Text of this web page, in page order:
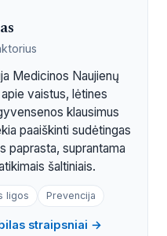
Medicinos Naujienų
vaistus, lėtines
klausimus
paaiškinti sudėtingas
paprasta, suprantama
šaltiniais.
ligos Prevencija
straipsniai →